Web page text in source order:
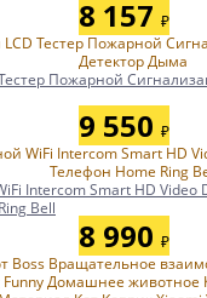
8 157 ₽
Пожарной
9 550 ₽
Intercom Smart HD Video
Bell
8 990 ₽